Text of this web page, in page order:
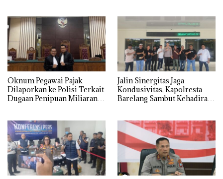
Oknum Pegawai Pajak
Dilaporkan ke Polisi Terkait
Dugaan Penipuan Miliaran
Jalin Sinergitas Jaga
Kondusivitas, Kapolresta
Barelang Sambut Kehadiran